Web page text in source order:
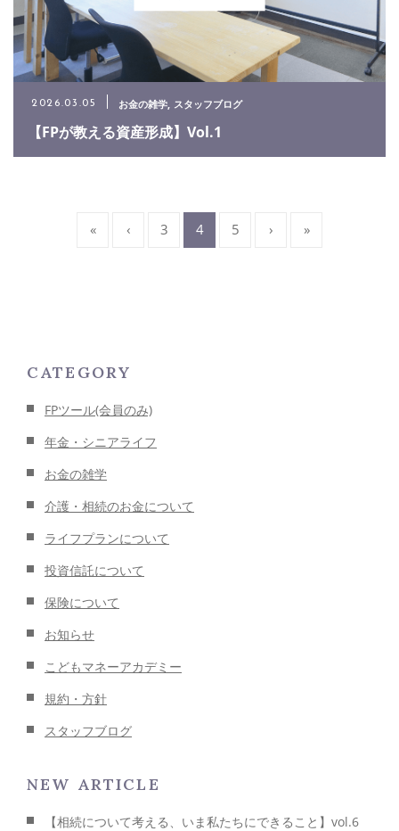
2026.03.05 お金の雑学 スタッフブログ
【FPが教える資産形成】Vol.1
« ‹ 3 4 5 › »
CATEGORY
FPツール(会員のみ)
年金・シニアライフ
お金の雑学
介護・相続のお金について
ライフプランについて
投資信託について
保険について
お知らせ
こどもマネーアカデミー
規約・方針
スタッフブログ
NEW ARTICLE
【相続について考える、いま私たちにできること】vol.6